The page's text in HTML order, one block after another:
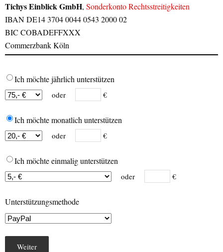
Tichys Einblick GmbH, Sonderkonto Rechtsstreitigkeiten
IBAN DE14 3704 0044 0543 2000 02
BIC COBADEFFXXX
Commerzbank Köln
Ich möchte jährlich unterstützen
oder €
Ich möchte monatlich unterstützen
oder €
Ich möchte einmalig unterstützen
oder €
Unterstützungsmethode
Weiter